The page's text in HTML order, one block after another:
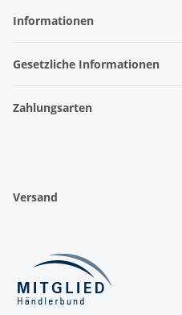
Informationen
Gesetzliche Informationen
Zahlungsarten
Versand